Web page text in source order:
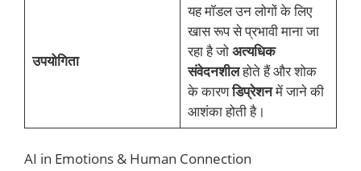
उपयोगिता
यह मॉडल उन लोगों के लिए
खास रूप से प्रभावी माना जा
रहा है जोअत्यधिक
संवेदनशीलहोते हैं और शोक
के कारणडिप्रेशनमें जाने की
आशंका होती है।
AI in Emotions & Human Connection